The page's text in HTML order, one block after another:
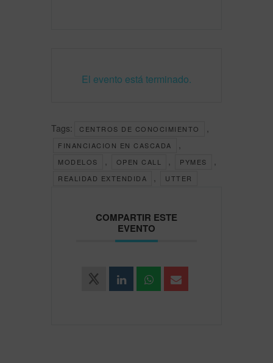
El evento está terminado.
Tags: CENTROS DE CONOCIMIENTO ,
FINANCIACION EN CASCADA ,
MODELOS , OPEN CALL , PYMES ,
REALIDAD EXTENDIDA , UTTER
COMPARTIR ESTE
EVENTO